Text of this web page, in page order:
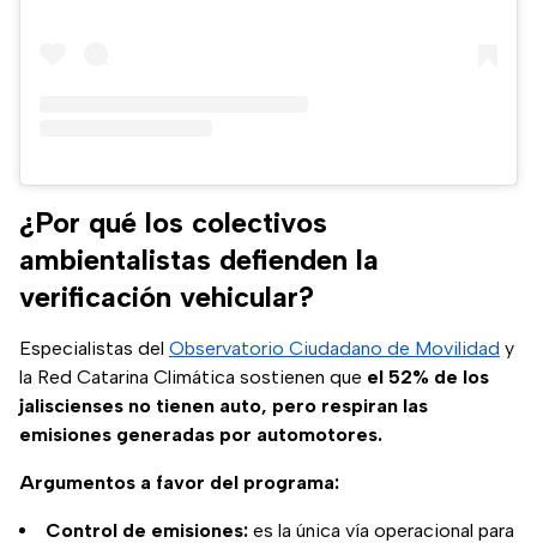
¿Por qué los colectivos
ambientalistas defienden la
verificación vehicular?
Especialistas del Observatorio Ciudadano de Movilidad y
la Red Catarina Climática sostienen que el 52% de los
jaliscienses no tienen auto, pero respiran las
emisiones generadas por automotores.
Argumentos a favor del programa:
Control de emisiones: es la única vía operacional para